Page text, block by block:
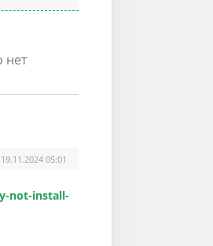
нет
19.11.2024 05:01
not-install-